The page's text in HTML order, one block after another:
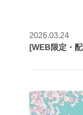
2026.03.24
[WEB限定・